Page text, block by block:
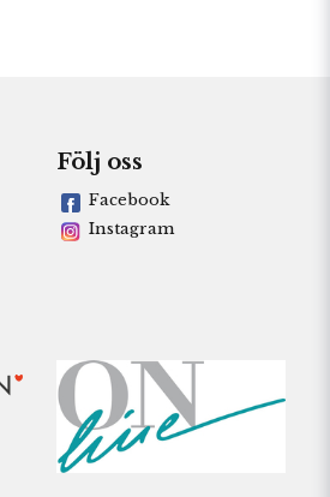
Följ oss
Facebook
Instagram